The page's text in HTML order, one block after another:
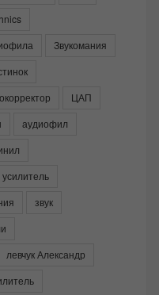
Звукомания
ЦАП
аудиофил
звук
левчук Александр